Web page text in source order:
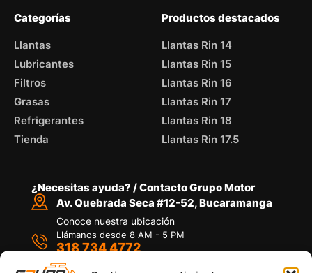
Categorías
Llantas
Lubricantes
Filtros
Grasas
Refrigerantes
Tienda
Productos destacados
Llantas Rin 14
Llantas Rin 15
Llantas Rin 16
Llantas Rin 17
Llantas Rin 18
Llantas Rin 17.5
¿Necesitas ayuda? / Contacto Grupo Motor
Av. Quebrada Seca #12-52, Bucaramanga
Conoce nuestra ubicación
Llámanos desde 8 AM - 5 PM
318 734 4772
Por medio de WhatsApp